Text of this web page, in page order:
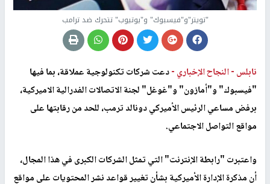
"تويتر"و"فيسبوك" و"يوتيوب" تتحرك ضد ترامب
نابلس -النجاح الإخباري -دعت شركات تكنولوجية عملاقة، بما فيها
"فيسبوك" و"أمازون" و"غوغل" لجنة الاتصالات الفدرالية الاميركية،
برفض مساعي الرئيس الأميركي دونالد ترمب، للحد من رقابتها على
مواقع التواصل الاجتماعي.
واعتبرت "رابطة الإنترنت" التي تمثل الشركات الكبرى في هذا المجال،
أن مذكرة الإدارة الأميركية بشأن تغيير قواعد نشر المحتويات على مواقع